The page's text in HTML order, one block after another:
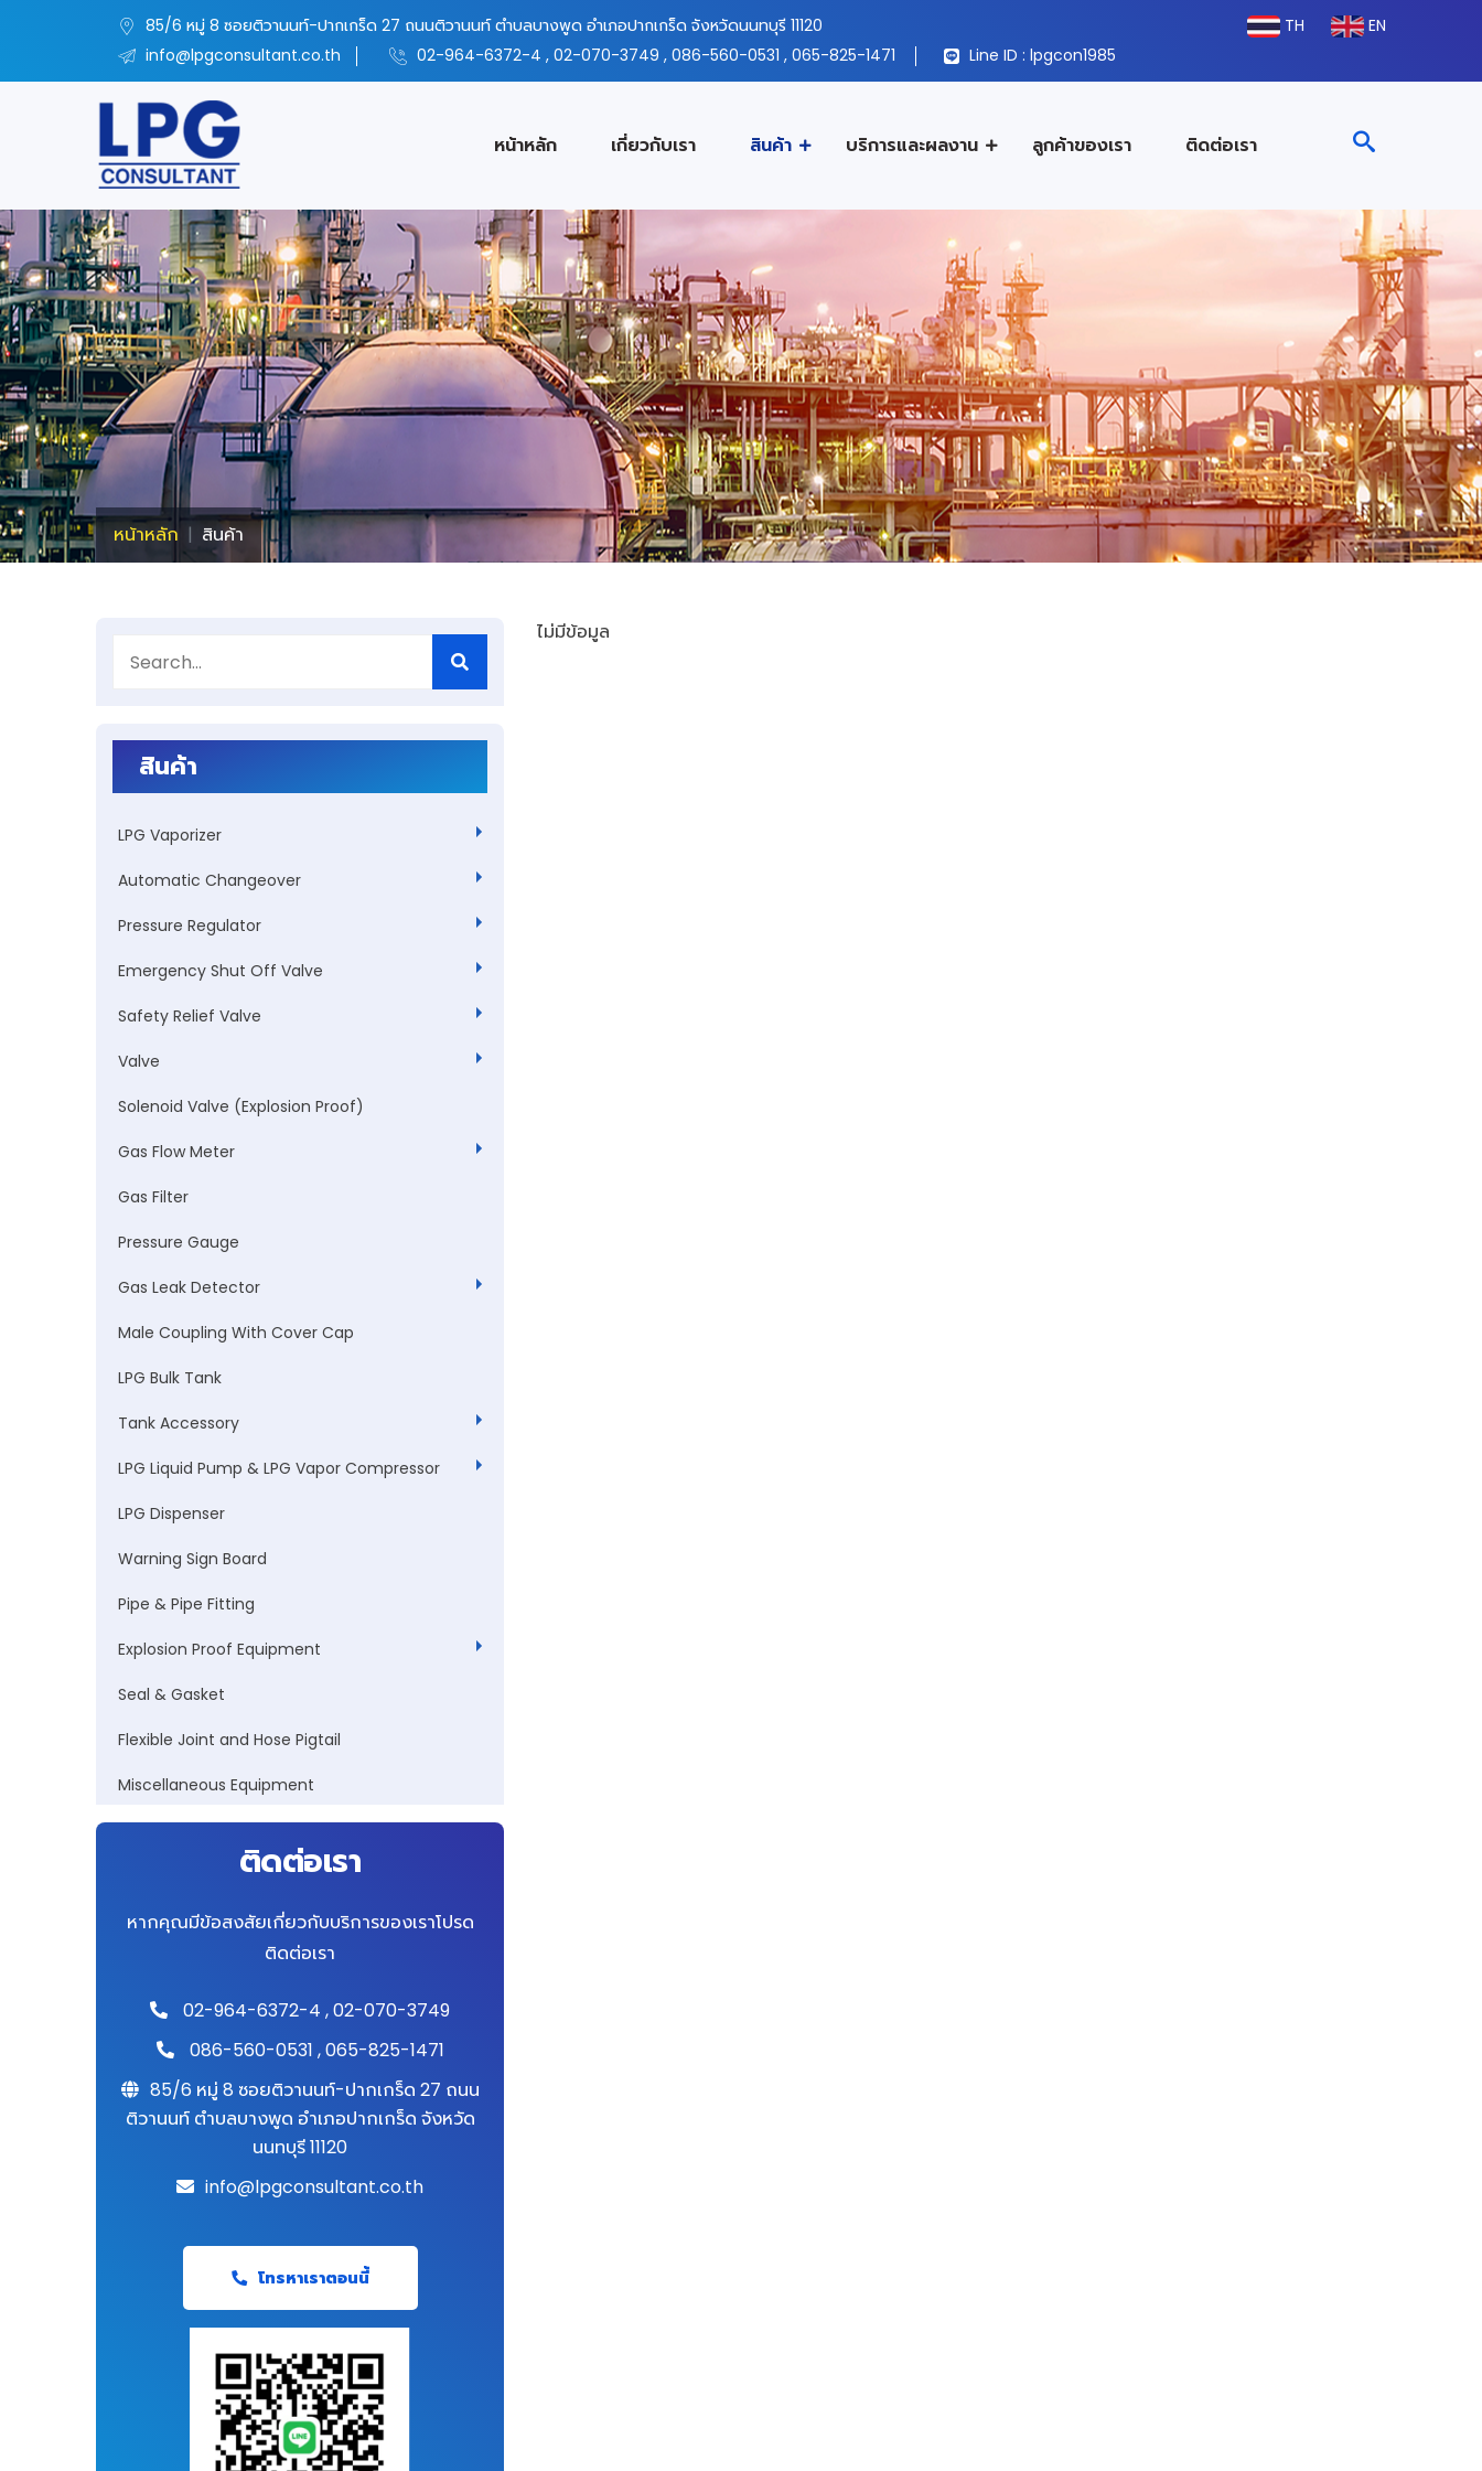
85/6 หมู่ 8 ซอยติวานนท์-ปากเกร็ด 27 ถนนติวานนท์ ตำบลบางพูด อำเภอปากเกร็ด จังหวัดนนทบุรี 11120
info@lpgconsultant.co.th
02-964-6372-4 , 02-070-3749 , 086-560-0531 , 065-825-1471 Line ID : lpgcon1985
TH EN
หน้าหลัก เกี่ยวกับเรา สินค้า บริการและผลงาน ลูกค้าของเรา ติดต่อเรา
หน้าหลัก สินค้า
สินค้า
LPG Vaporizer
Automatic Changeover
Pressure Regulator
Emergency Shut Off Valve
Safety Relief Valve
Valve
Solenoid Valve (Explosion Proof)
Gas Flow Meter
Gas Filter
Pressure Gauge
Gas Leak Detector
Male Coupling With Cover Cap
LPG Bulk Tank
Tank Accessory
LPG Liquid Pump & LPG Vapor Compressor
LPG Dispenser
Warning Sign Board
Pipe & Pipe Fitting
Explosion Proof Equipment
Seal & Gasket
Flexible Joint and Hose Pigtail
Miscellaneous Equipment
ติดต่อเรา
หากคุณมีข้อสงสัยเกี่ยวกับบริการของเราโปรด
ติดต่อเรา
02-964-6372-4 ,02-070-3749
086-560-0531 ,065-825-1471
85/6 หมู่ 8 ซอยติวานนท์-ปากเกร็ด 27 ถนน
ติวานนท์ ตำบลบางพูด อำเภอปากเกร็ด จังหวัด
นนทบุรี 11120
info@lpgconsultant.co.th
โทรหาเราตอนนี้
ไม่มีข้อมูล